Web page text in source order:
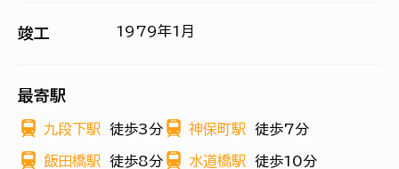
竣工 1979年1月
最寄駅
九段下駅 徒歩3分 神保町駅 徒歩7分
飯田橋駅 徒歩8分 水道橋駅 徒歩10分